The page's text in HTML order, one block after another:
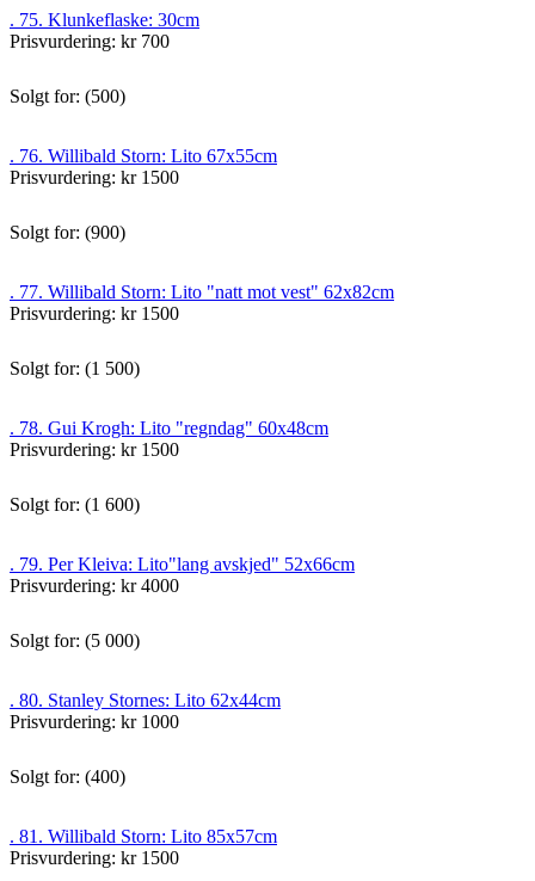
. 75. Klunkeflaske: 30cm
Prisvurdering: kr 700
Solgt for: (500)
. 76. Willibald Storn: Lito 67x55cm
Prisvurdering: kr 1500
Solgt for: (900)
. 77. Willibald Storn: Lito "natt mot vest" 62x82cm
Prisvurdering: kr 1500
Solgt for: (1 500)
. 78. Gui Krogh: Lito "regndag" 60x48cm
Prisvurdering: kr 1500
Solgt for: (1 600)
. 79. Per Kleiva: Lito"lang avskjed" 52x66cm
Prisvurdering: kr 4000
Solgt for: (5 000)
. 80. Stanley Stornes: Lito 62x44cm
Prisvurdering: kr 1000
Solgt for: (400)
. 81. Willibald Storn: Lito 85x57cm
Prisvurdering: kr 1500